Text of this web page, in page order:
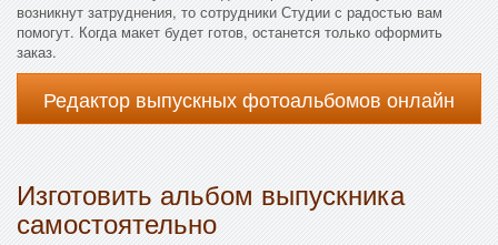
возникнут затруднения, то сотрудники Студии с радостью вам
помогут. Когда макет будет готов, останется только оформить
заказ.
Редактор выпускных фотоальбомов онлайн
Изготовить альбом выпускника
самостоятельно